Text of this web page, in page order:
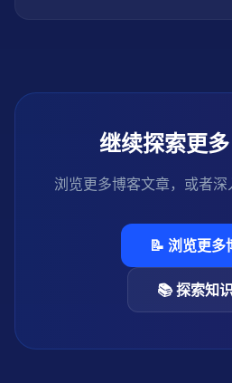
继续探索更
浏览更多博客文章，或者
📝 浏览更多
📚 探索知